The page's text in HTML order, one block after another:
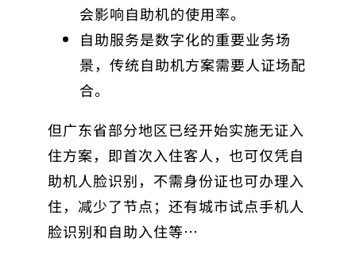
会影响自助机的使用率。
自助服务是数字化的重要业务场
景，传统自助机方案需要人证场配
合。
但广东省部分地区已经开始实施无证入
住方案，即首次入住客人，也可仅凭自
助机人脸识别，不需身份证也可办理入
住，减少了节点；还有城市试点手机人
脸识别和自助入住等…